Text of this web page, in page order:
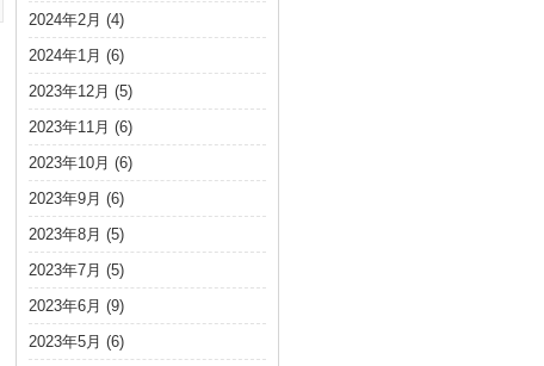
2024年2月 (4)
2024年1月 (6)
2023年12月 (5)
2023年11月 (6)
2023年10月 (6)
2023年9月 (6)
2023年8月 (5)
2023年7月 (5)
2023年6月 (9)
2023年5月 (6)